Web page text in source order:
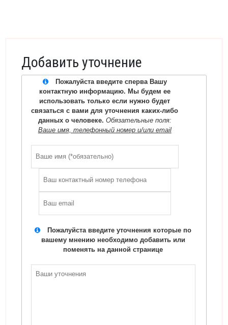
Добавить уточнение
Пожалуйста введите сперва Вашу
контактную информацию. Мы будем ее
использовать только если нужно будет
связаться с вами для уточнения каких-либо
данных о человеке. Обязательные поля:
Ваше имя, телефонный номер и/или email
Пожалуйста введите уточнения которые по
вашему мнению необходимо добавить или
поменять на данной странице